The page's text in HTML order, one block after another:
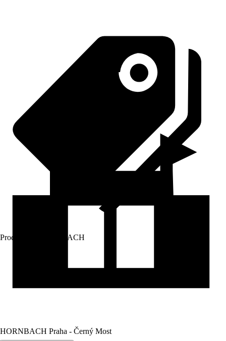
Prodej přes: HORNBACH
HORNBACH Praha - Černý Most